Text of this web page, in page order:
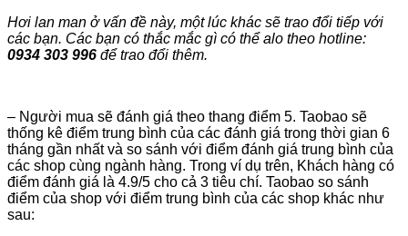
Hơi lan man ở vấn đề này, một lúc khác sẽ trao đổi tiếp với
các bạn. Các bạn có thắc mắc gì có thể alo theo hotline:
0934 303 996 để trao đổi thêm.
– Người mua sẽ đánh giá theo thang điểm 5. Taobao sẽ
thống kê điểm trung bình của các đánh giá trong thời gian 6
tháng gần nhất và so sánh với điểm đánh giá trung bình của
các shop cùng ngành hàng. Trong ví dụ trên, Khách hàng có
điểm đánh giá là 4.9/5 cho cả 3 tiêu chí. Taobao so sánh
điểm của shop với điểm trung bình của các shop khác như
sau: